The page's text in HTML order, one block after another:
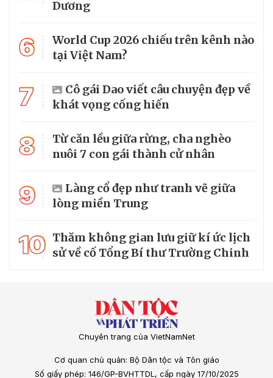
Dương
6
World Cup 2026 chiếu trên kênh nào
tại Việt Nam?
7
Cô gái Dao viết câu chuyện đẹp về
khát vọng cống hiến
8
Từ căn lều giữa rừng, cha nghèo
nuôi 7 con gái thành cử nhân
9
Làng cổ đẹp như tranh vẽ giữa
lòng miền Trung
10 Thăm không gian lưu giữ kí ức lịch
sử về cố Tổng Bí thư Trường Chinh
Chuyên trang của VietNamNet
Cơ quan chủ quản: Bộ Dân tộc và Tôn giáo
Số giấy phép: 146/GP-BVHTTDL, cấp ngày 17/10/2025